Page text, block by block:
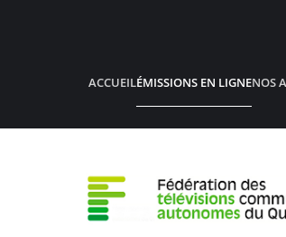
ACCUEILÉMISSIONS EN LIGNENOS